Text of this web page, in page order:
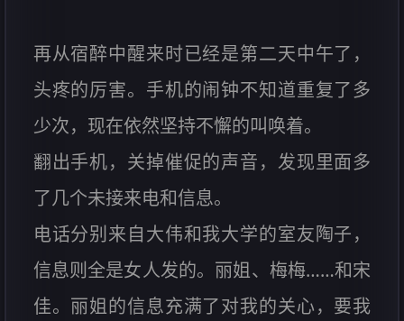
再从宿醉中醒来时已经是第二天中午了，
头疼的厉害。手机的闹钟不知道重复了多
少次，现在依然坚持不懈的叫唤着。
翻出手机，关掉催促的声音，发现里面多
了几个未接来电和信息。
电话分别来自大伟和我大学的室友陶子，
信息则全是女人发的。丽姐、梅梅……和宋
佳。丽姐的信息充满了对我的关心，要我